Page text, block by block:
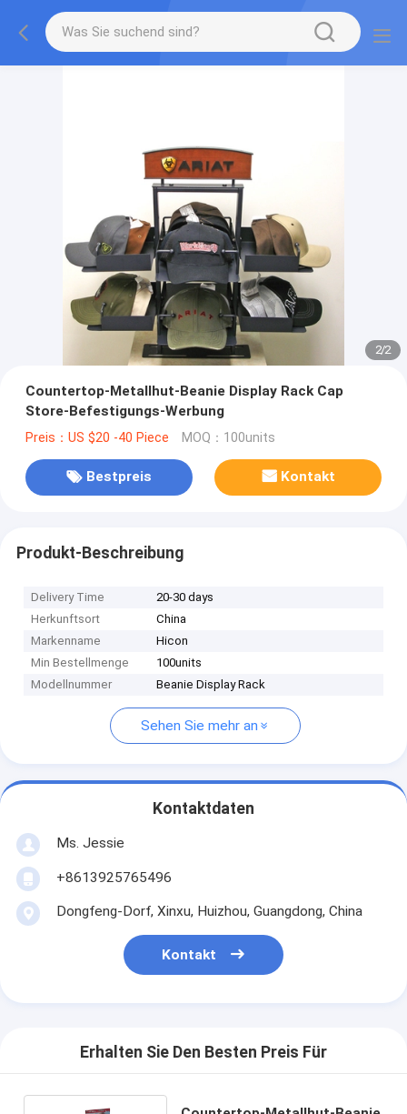
2/2
Countertop-Metallhut-Beanie Display Rack Cap
Store-Befestigungs-Werbung
Preis：US $20 -40 Piece MOQ：100units
Bestpreis Kontakt
Produkt-Beschreibung
Delivery Time
20-30 days
Herkunftsort
China
Markenname
Hicon
Min Bestellmenge
100units
Modellnummer
Beanie Display Rack
Sehen Sie mehr an
Kontaktdaten
Ms. Jessie
+8613925765496
Dongfeng-Dorf, Xinxu, Huizhou, Guangdong, China
Kontakt
Erhalten Sie Den Besten Preis Für